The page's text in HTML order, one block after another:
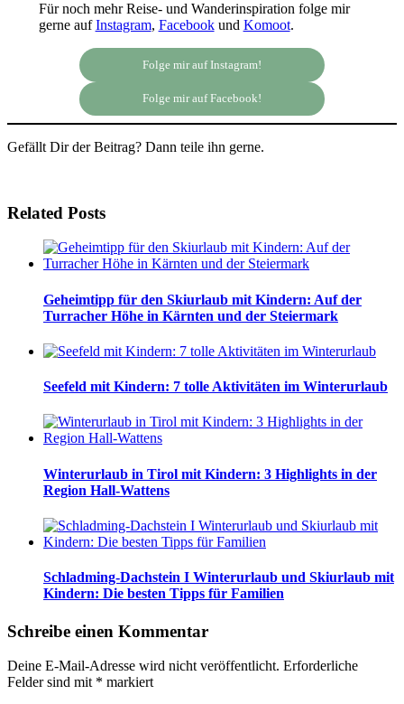
Für noch mehr Reise- und Wanderinspiration folge mir
gerne aufInstagram, Facebookund Komoot.
Folge mir auf Instagram!
Folge mir auf Facebook!
Gefällt Dir der Beitrag? Dann teile ihn gerne.
Related Posts
Geheimtipp für den Skiurlaub mit Kindern: Auf der
Turracher Höhe in Kärnten und der Steiermark
Seefeld mit Kindern: 7 tolle Aktivitäten im Winterurlaub
Winterurlaub in Tirol mit Kindern: 3 Highlights in der
Region Hall-Wattens
Schladming-Dachstein I Winterurlaub und Skiurlaub mit
Kindern: Die besten Tipps für Familien
Schreibe einen Kommentar
Deine E-Mail-Adresse wird nicht veröffentlicht. Erforderliche
Felder sind mit * markiert